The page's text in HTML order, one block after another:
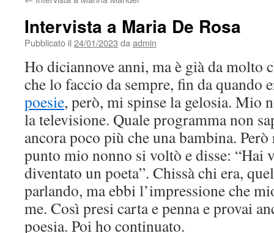
Intervista a Maria De Rosa
Pubblicato il 24/01/2023 da admin
Ho diciannove anni, ma è già da molto
che lo faccio da sempre, fin da quando
poesie, però, mi spinse la gelosia. Mio
la televisione. Quale programma non
ancora poco più che una bambina.
punto mio nonno si voltò e disse: “Hai
diventato un poeta”. Chissà chi era,
parlando, ma ebbi l’impressione che
me. Così presi carta e penna e provai
poesia. Poi ho continuato.